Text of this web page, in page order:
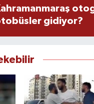
gidiyor?